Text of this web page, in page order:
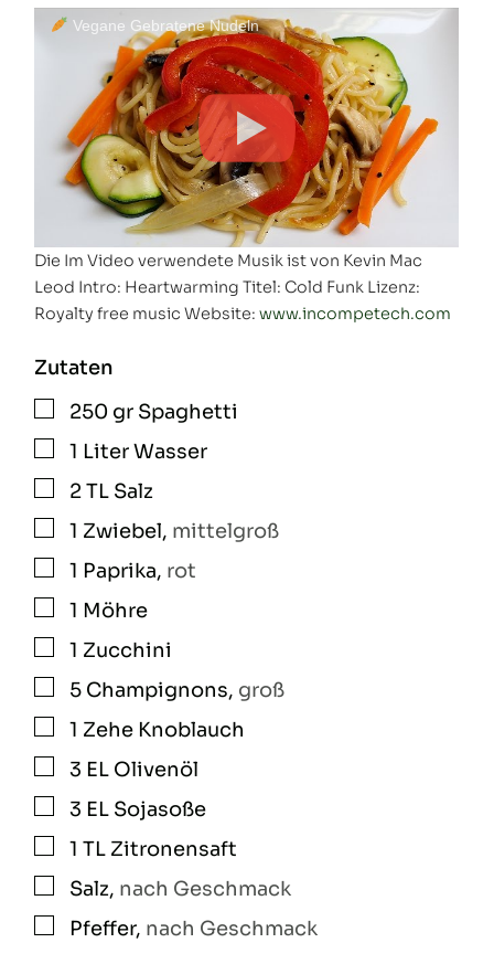
Vegane Gebratene Nudeln
Die Im Video verwendete Musik ist von Kevin Mac
Leod Intro: Heartwarming Titel: Cold Funk Lizenz:
Royalty free music Website:www.incompetech.com
Zutaten
▢
250 gr Spaghetti
▢
1 Liter Wasser
▢
2 TL Salz
▢
1 Zwiebel, mittelgroß
▢
1 Paprika, rot
▢
1 Möhre
▢
1 Zucchini
▢
5 Champignons, groß
▢
1 Zehe Knoblauch
▢
3 EL Olivenöl
▢
3 EL Sojasoße
▢
1 TL Zitronensaft
▢
Salz, nach Geschmack
▢
Pfeffer, nach Geschmack